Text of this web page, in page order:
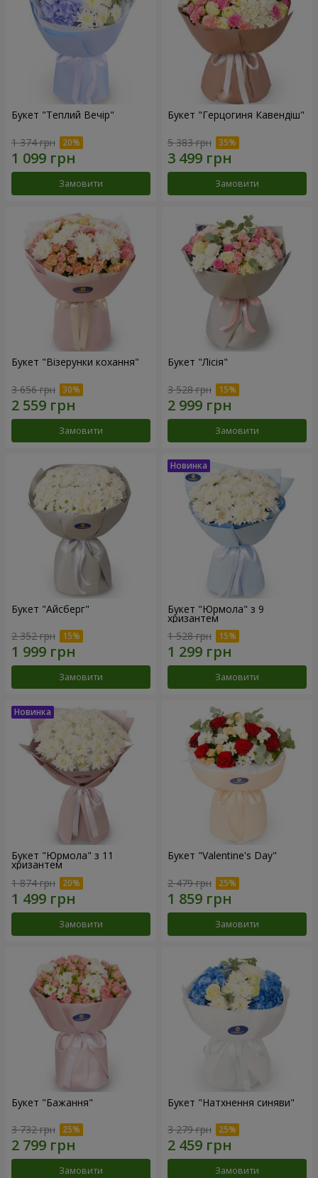
Букет "Теплий Вечір"
1 374 грн
Замовити
Букет "Герцогиня Кавендіш"
5 383 грн
Замовити
Букет "Візерунки кохання"
3 656 грн
Замовити
Букет "Лісія"
3 528 грн
Замовити
Букет "Айсберг"
2 352 грн
Замовити
Букет "Юрмола" з 9
хризантем
1 528 грн
Замовити
Букет "Юрмола" з 11
хризантем
1 874 грн
Замовити
Букет "Valentine's Day"
2 479 грн
Замовити
Букет "Бажання"
3 732 грн
Замовити
Букет "Натхнення синяви"
3 279 грн
Замовити